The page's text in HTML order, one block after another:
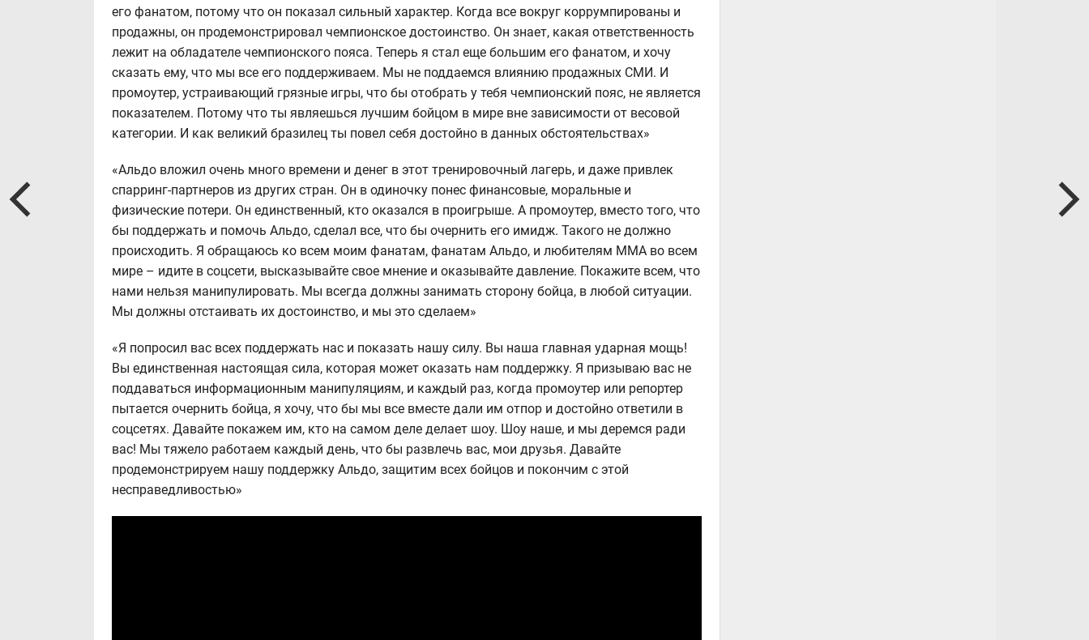
его фанатом, потому что он показал сильный характер. Когда все вокруг коррумпированы и
продажны, он продемонстрировал чемпионское достоинство. Он знает, какая ответственность
лежит на обладателе чемпионского пояса. Теперь я стал еще большим его фанатом, и хочу
сказать ему, что мы все его поддерживаем. Мы не поддаемся влиянию продажных СМИ. И
промоутер, устраивающий грязные игры, что бы отобрать у тебя чемпионский пояс, не является
показателем. Потому что ты являешься лучшим бойцом в мире вне зависимости от весовой
категории. И как великий бразилец ты повел себя достойно в данных обстоятельствах»
«Альдо вложил очень много времени и денег в этот тренировочный лагерь, и даже привлек
спарринг-партнеров из других стран. Он в одиночку понес финансовые, моральные и
физические потери. Он единственный, кто оказался в проигрыше. А промоутер, вместо того, что
бы поддержать и помочь Альдо, сделал все, что бы очернить его имидж. Такого не должно
происходить. Я обращаюсь ко всем моим фанатам, фанатам Альдо, и любителям ММА во всем
мире – идите в соцсети, высказывайте свое мнение и оказывайте давление. Покажите всем, что
нами нельзя манипулировать. Мы всегда должны занимать сторону бойца, в любой ситуации.
Мы должны отстаивать их достоинство, и мы это сделаем»
«Я попросил вас всех поддержать нас и показать нашу силу. Вы наша главная ударная мощь!
Вы единственная настоящая сила, которая может оказать нам поддержку. Я призываю вас не
поддаваться информационным манипуляциям, и каждый раз, когда промоутер или репортер
пытается очернить бойца, я хочу, что бы мы все вместе дали им отпор и достойно ответили в
соцсетях. Давайте покажем им, кто на самом деле делает шоу. Шоу наше, и мы деремся ради
вас! Мы тяжело работаем каждый день, что бы развлечь вас, мои друзья. Давайте
продемонстрируем нашу поддержку Альдо, защитим всех бойцов и покончим с этой
несправедливостью»